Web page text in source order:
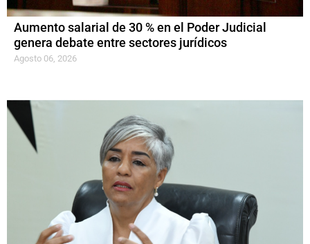
Aumento salarial de 30 % en el Poder Judicial
genera debate entre sectores jurídicos
Agosto 06, 2026